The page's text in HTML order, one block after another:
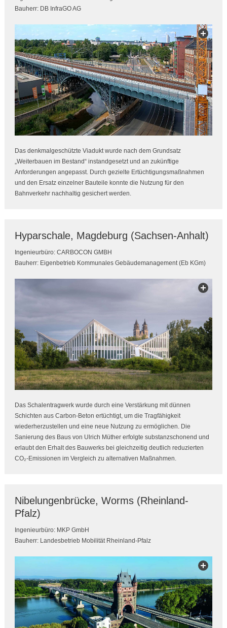
Bauherr: DB InfraGO AG
Das denkmalgeschützte Viadukt wurde nach dem Grundsatz
„Weiterbauen im Bestand“ instandgesetzt und an zukünftige
Anforderungen angepasst. Durch gezielte Ertüchtigungsmaßnahmen
und den Ersatz einzelner Bauteile konnte die Nutzung für den
Bahnverkehr nachhaltig gesichert werden.
Hyparschale, Magdeburg (Sachsen-Anhalt)
Ingenieurbüro: CARBOCON GMBH
Bauherr: Eigenbetrieb Kommunales Gebäudemanagement (Eb KGm)
Das Schalentragwerk wurde durch eine Verstärkung mit dünnen
Schichten aus Carbon-Beton ertüchtigt, um die Tragfähigkeit
wiederherzustellen und eine neue Nutzung zu ermöglichen. Die
Sanierung des Baus von Ulrich Müther erfolgte substanzschonend und
erlaubt den Erhalt des Bauwerks bei gleichzeitig deutlich reduzierten
CO₂-Emissionen im Vergleich zu alternativen Maßnahmen.
Nibelungenbrücke, Worms (Rheinland-
Pfalz)
Ingenieurbüro: MKP GmbH
Bauherr: Landesbetrieb Mobilität Rheinland-Pfalz